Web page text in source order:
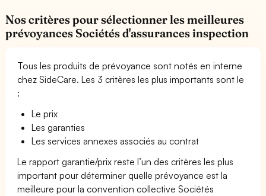
Nos critères pour sélectionner les meilleures
prévoyances Sociétés d'assurances inspection
Tous les produits de prévoyance sont notés en interne
chez SideCare. Les 3 critères les plus importants sont le
:
Le prix
Les garanties
Les services annexes associés au contrat
Le rapport garantie/prix reste l’un des critères les plus
important pour déterminer quelle prévoyance est la
meilleure pour la convention collective Sociétés